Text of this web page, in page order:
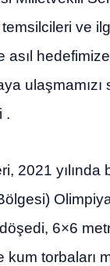
ve
asıl
.
2021
6×6
kum torbaları